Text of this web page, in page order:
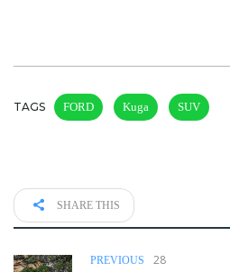
TAGS FORD Kuga SUV
SHARE THIS
PREVIOUS
28